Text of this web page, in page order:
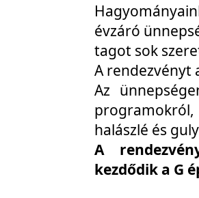
évzáró
tagot sok
A rendezvényt
Az
halászlé és
A
kezdődik a G